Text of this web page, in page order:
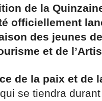
de la
officiellement
des jeunes
et de
de la paix et de
se tiendra